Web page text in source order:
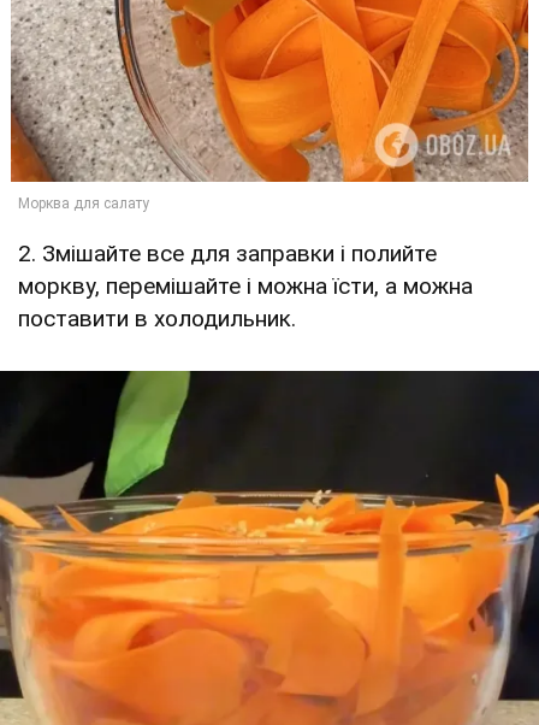
2. Змішайте все для заправки і полийте
моркву, перемішайте і можна їсти, а можна
поставити в холодильник.